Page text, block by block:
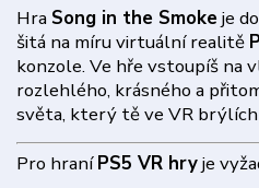
Hra Song in the Smokeje
šitá na míru virtuální realitě
konzole. Ve hře vstoupíš na
rozlehlého, krásného a
světa, který tě ve VR
Pro hraníPS5 VR hryje